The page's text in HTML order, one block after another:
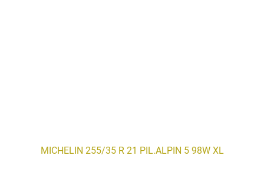
MICHELIN 255/35 R 21 PIL.ALPIN 5 98W XL